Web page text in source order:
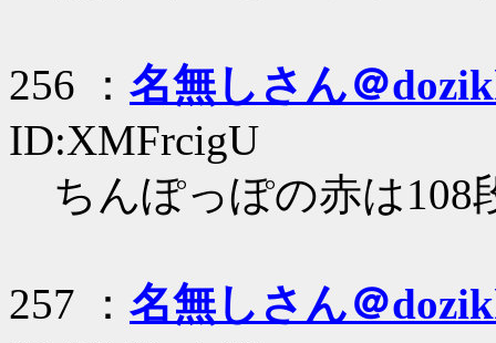
256 ： 名無しさん＠
ID:XMFrcigU
ちんぽっぽの赤は108
257 ： 名無しさん＠